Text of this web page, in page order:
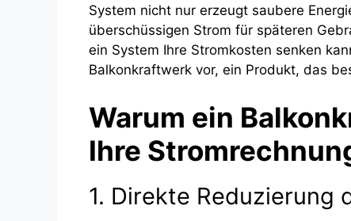
System nicht nur erzeugt saubere
überschüssigen Strom für späteren
ein System Ihre Stromkosten senken
Balkonkraftwerk vor, ein Produkt, das
Warum ein
Ihre
1. Direkte Reduzierung